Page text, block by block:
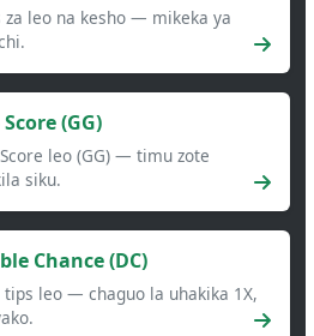
leo na kesho — mikeka ya
(GG)
leo (GG) — timu zote
siku.
Chance (DC)
leo — chaguo la uhakika 1X,